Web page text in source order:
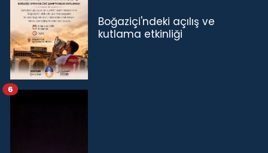
Boğaziçi'ndeki açılış ve
kutlama etkinliği
6